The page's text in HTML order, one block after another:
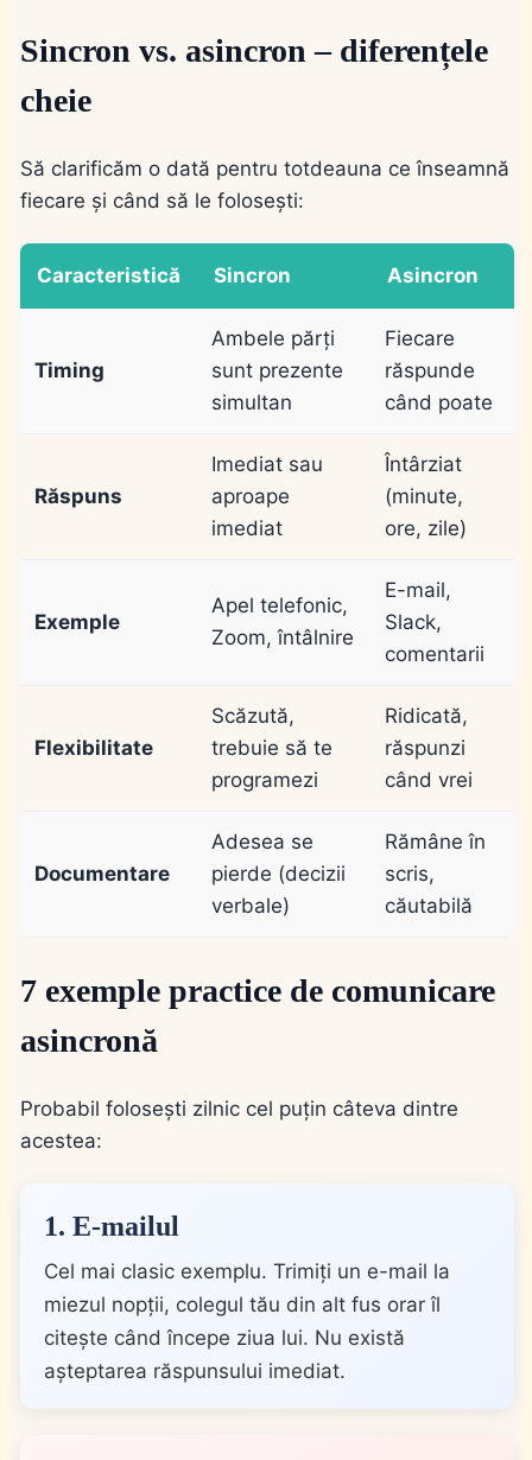
Sincron vs. asincron – diferențele
cheie
Să clarificăm o dată pentru totdeauna ce înseamnă
fiecare și când să le folosești:
Caracteristică Sincron Asincron
Timing
Ambele părți
sunt prezente
simultan
Fiecare
răspunde
când poate
Răspuns
Imediat sau
aproape
imediat
Întârziat
(minute,
ore, zile)
Exemple
Apel telefonic,
Zoom, întâlnire
E-mail,
Slack,
comentarii
Flexibilitate
Scăzută,
trebuie să te
programezi
Ridicată,
răspunzi
când vrei
Documentare
Adesea se
pierde (decizii
verbale)
Rămâne în
scris,
căutabilă
7 exemple practice de comunicare
asincronă
Probabil folosești zilnic cel puțin câteva dintre
acestea:
1. E-mailul
Cel mai clasic exemplu. Trimiți un e-mail la
miezul nopții, colegul tău din alt fus orar îl
citește când începe ziua lui. Nu există
așteptarea răspunsului imediat.